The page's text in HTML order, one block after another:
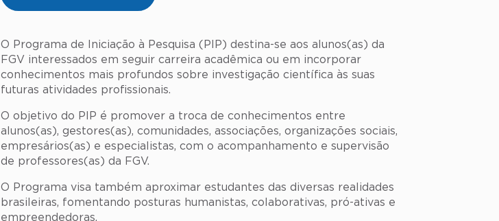
O Programa de Iniciação à Pesquisa (PIP) destina-se aos alunos(as) da
FGV interessados em seguir carreira acadêmica ou em incorporar
conhecimentos mais profundos sobre investigação científica às suas
futuras atividades profissionais.
O objetivo do PIP é promover a troca de conhecimentos entre
alunos(as), gestores(as), comunidades, associações, organizações sociais,
empresários(as) e especialistas, com o acompanhamento e supervisão
de professores(as) da FGV.
O Programa visa também aproximar estudantes das diversas realidades
brasileiras, fomentando posturas humanistas, colaborativas, pró-ativas e
empreendedoras.